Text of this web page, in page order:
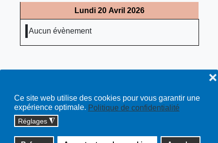
Ce site web utilise des cookies pour vous garantir une
expérience optimale. Politique de confidentialité
Réglages ◮
❌
Lundi 20 Avril 2026
Aucun évènement
Copyright © 2026 cossonay.ch - tous droits réservés | site :